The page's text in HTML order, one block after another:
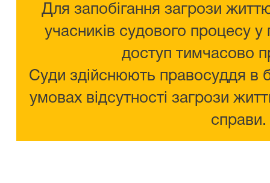
Для запобігання загрози
учасників судового процесу у
доступ тимчасово
Суди здійснюють правосуддя в
умовах відсутності загрози
справи.